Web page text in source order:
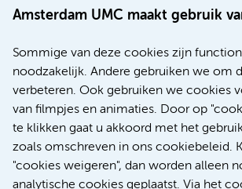
Amsterdam UMC maakt gebruik
Sommige van deze cookies zijn
noodzakelijk. Andere gebruiken we om
verbeteren. Ook gebruiken we cookies
van filmpjes en animaties. Door op
te klikken gaat u akkoord met het
zoals omschreven in ons cookiebeleid.
"cookies weigeren", dan worden alleen
analytische cookies geplaatst. Via het
Route & Parkeren
Meer Amsterdam UMC websites:
Werken bij Amsterdam UMC
Over Amsterdam UMC
Nieuws
Research
Educatie Locatie VUmc